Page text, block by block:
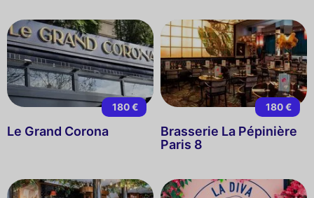
180 €
Le Grand Corona
180 €
Brasserie La Pépinière
Paris 8